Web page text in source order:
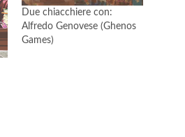
Due chiacchiere con:
Alfredo Genovese (Ghenos
Games)